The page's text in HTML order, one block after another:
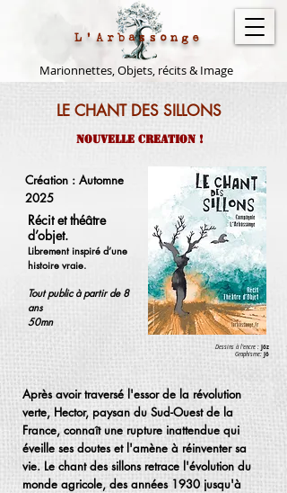
L'Arbassonge
Marionnettes, Objets, récits & Image
LE CHANT DES SILLONS
Nouvelle creation !
Création : Automne
2025
Récit et théâtre
d’objet.
Librement inspiré d’une
histoire vraie.
Tout public à partir de 8
ans
50mn
Dessins à l'encre : Jöz
Graphisme: Jö
Après avoir traversé l'essor de la révolution
verte, Hector, paysan du Sud-Ouest de la
France, connaît une rupture inattendue qui
éveille ses doutes et l'amène à réinventer sa
vie. Le chant des sillons retrace l'évolution du
monde agricole, des années 1930 jusqu'à